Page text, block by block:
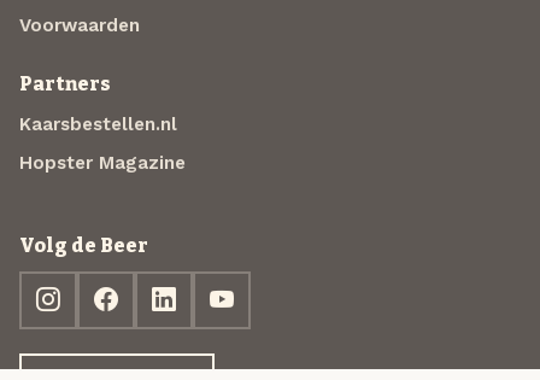
Voorwaarden
Partners
Kaarsbestellen.nl
Hopster Magazine
Volg de Beer